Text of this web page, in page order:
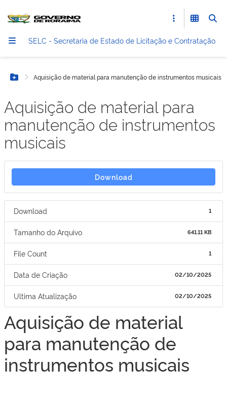
SELC - Secretaria de Estado de Licitação e Contratação
Botão Menu
Aquisição de material para manutenção de instrumentos musicais
Aquisição de material para
manutenção de instrumentos
musicais
Download
Download 1
Tamanho do Arquivo 641.11 KB
File Count 1
Data de Criação 02/10/2025
Ultima Atualização 02/10/2025
Aquisição de material
para manutenção de
instrumentos musicais